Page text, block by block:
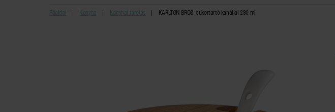
Főoldal Konyha Konyhai tárolás KARLTON BROS. cukortartó kanállal 280 ml